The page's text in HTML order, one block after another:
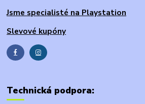
Jsme specialisté na Playstation
Slevové kupóny
Technická podpora: